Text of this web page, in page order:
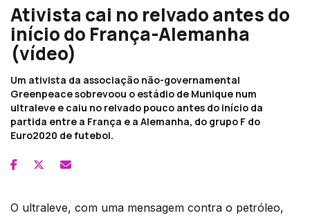
Ativista cai no relvado antes do
início do França-Alemanha
(vídeo)
Um ativista da associação não-governamental
Greenpeace sobrevoou o estádio de Munique num
ultraleve e caiu no relvado pouco antes do início da
partida entre a França e a Alemanha, do grupo F do
Euro2020 de futebol.
O ultraleve, com uma mensagem contra o petróleo,